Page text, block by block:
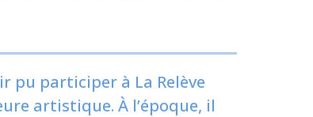
pu participer à La Relève
artistique. À l’époque, il